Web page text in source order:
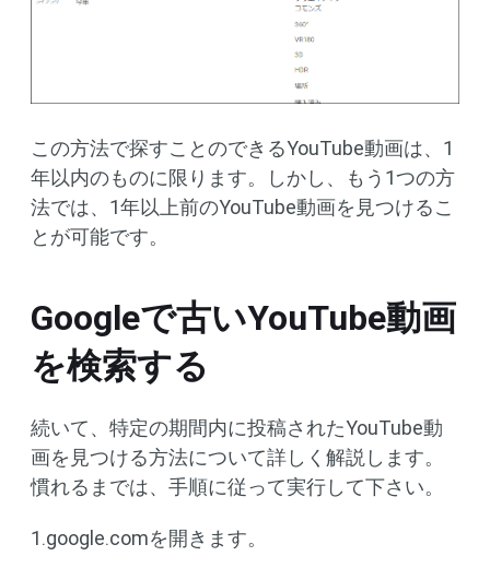
この方法で探すことのできるYouTube動画は、1
年以内のものに限ります。しかし、もう1つの方
法では、1年以上前のYouTube動画を見つけるこ
とが可能です。
Googleで古いYouTube動画
を検索する
続いて、特定の期間内に投稿されたYouTube動
画を見つける方法について詳しく解説します。
慣れるまでは、手順に従って実行して下さい。
1.google.comを開きます。